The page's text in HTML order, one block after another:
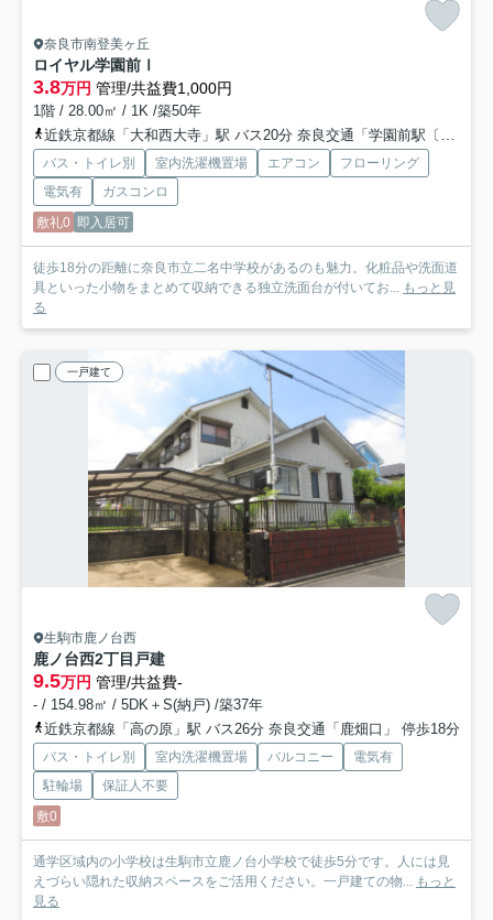
奈良市南登美ヶ丘
ロイヤル学園前Ⅰ
3.8万円 管理/共益費1,000円
1階 / 28.00㎡ / 1K /築50年
近鉄京都線「大和西大寺」駅 バス20分 奈良交通「学園前駅〔南〕」 停歩19分
バス・トイレ別 室内洗濯機置場 エアコン
フローリング
電気有
ガスコンロ
敷礼0 即入居可
徒歩18分の距離に奈良市立二名中学校があるのも魅力。化粧品や洗面道
具といった小物をまとめて収納できる独立洗面台が付いてお...
もっと見
る
一戸建て
生駒市鹿ノ台西
鹿ノ台西2丁目戸建
9.5万円 管理/共益費-
- / 154.98㎡ / 5DK＋S(納戸) /築37年
近鉄京都線「高の原」駅 バス26分 奈良交通「鹿畑口」 停歩18分
バス・トイレ別 室内洗濯機置場 バルコニー
電気有
駐輪場
保証人不要
敷0
通学区域内の小学校は生駒市立鹿ノ台小学校で徒歩5分です。人には見
えづらい隠れた収納スペースをご活用ください。一戸建ての物...
もっと
見る